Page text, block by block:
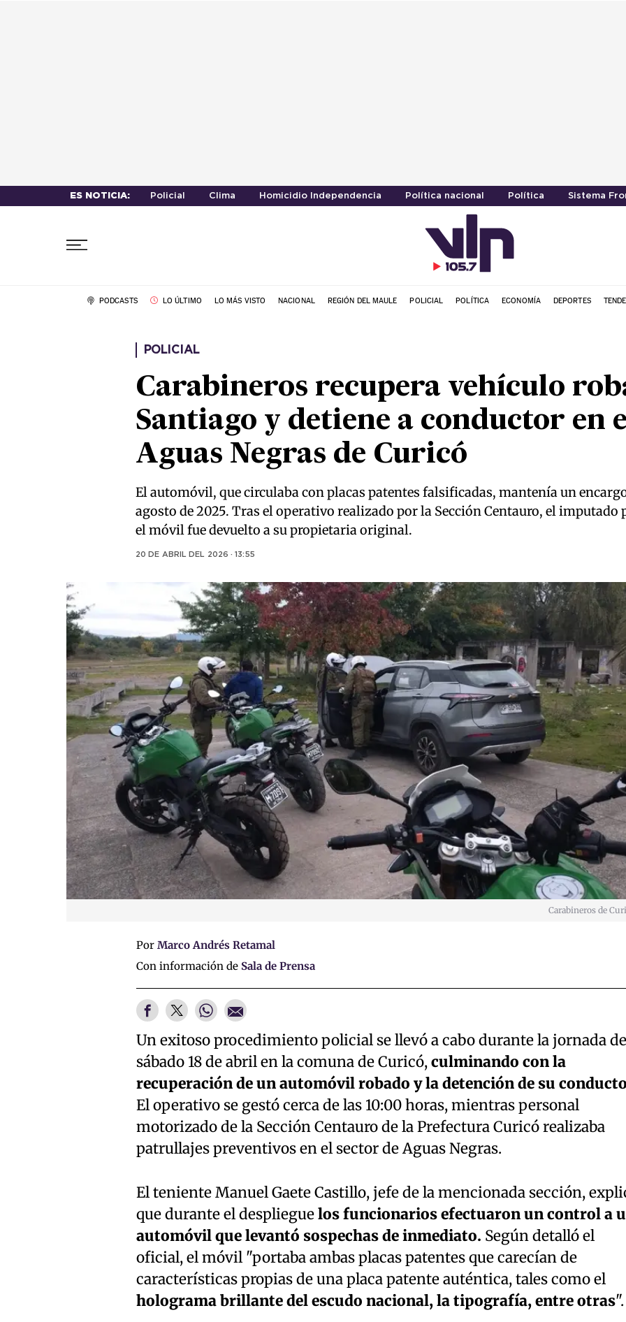
ES NOTICIA: Policial Clima Homicidio Independencia Política nacional Política Sistema
PODCASTS LO ÚLTIMO LO MÁS VISTO NACIONAL REGIÓN DEL MAULE POLICIAL POLÍTICA ECONOMÍA DEPORTES
POLICIAL
Carabineros recupera vehículo
Santiago y detiene a conductor en
Aguas Negras de Curicó
El automóvil, que circulaba con placas patentes falsificadas, mantenía un
agosto de 2025. Tras el operativo realizado por la Sección Centauro, el imputado
el móvil fue devuelto a su propietaria original.
20 DE ABRIL DEL 2026 · 13:55
Carabineros de
Por Marco Andrés Retamal
Con información de Sala de Prensa
Un exitoso procedimiento policial se llevó a cabo durante la jornada
sábado 18 de abril en la comuna de Curicó,culminando con la
recuperación de un automóvil robado y la detención de su
El operativo se gestó cerca de las 10:00 horas, mientras personal
motorizado de la Sección Centauro de la Prefectura Curicó realizaba
patrullajes preventivos en el sector de Aguas Negras.
El teniente Manuel Gaete Castillo, jefe de la mencionada sección,
que durante el desplieguelos funcionarios efectuaron un control a
automóvil que levantó sospechas de inmediato. Según detalló el
oficial, el móvil "portaba ambas placas patentes que carecían de
características propias de una placa patente auténtica, tales como el
holograma brillante del escudo nacional, la tipografía, entre otras".